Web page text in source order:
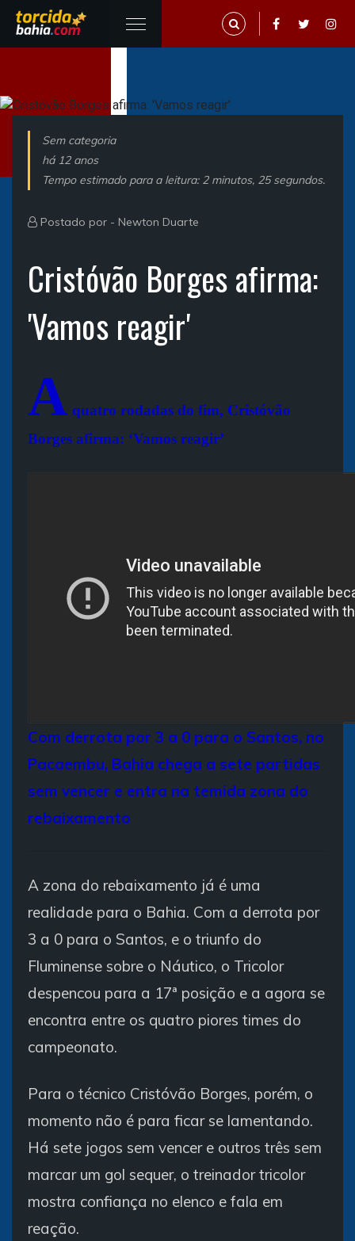
Sem categoria
há 12 anos
Tempo estimado para a leitura: 2 minutos, 25 segundos.
Postado por - Newton Duarte
Cristóvão Borges afirma:
'Vamos reagir'
A quatro rodadas do fim, Cristóvão
Borges afirma: ‘Vamos reagir’
Com derrota por 3 a 0 para o Santos, no
Pacaembu, Bahia chega a sete partidas
sem vencer e entra na temida zona do
rebaixamento
A zona do rebaixamento já é uma
realidade para o Bahia. Com a derrota por
3 a 0 para o Santos, e o triunfo do
Fluminense sobre o Náutico, o Tricolor
despencou para a 17ª posição e a agora se
encontra entre os quatro piores times do
campeonato.
Para o técnico Cristóvão Borges, porém, o
momento não é para ficar se lamentando.
Há sete jogos sem vencer e outros três sem
marcar um gol sequer, o treinador tricolor
mostra confiança no elenco e fala em
reação.